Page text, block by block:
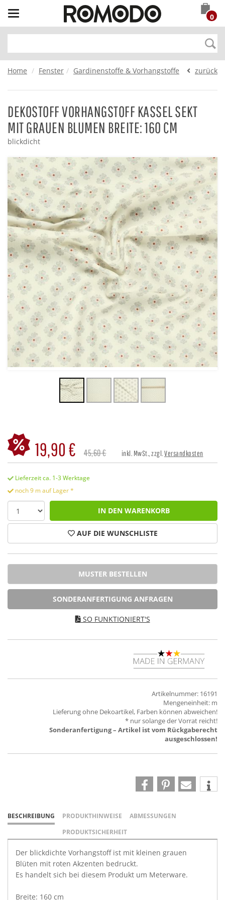
Toggle
navigation
0
Home Fenster Gardinenstoffe & Vorhangstoffe zurück
DEKOSTOFF VORHANGSTOFF KASSEL SEKT
MIT GRAUEN BLUMEN BREITE: 160 CM
blickdicht
19,90 € 45,60 € inkl. MwSt., zzgl.Versandkosten
Lieferzeit ca. 1-3 Werktage
noch 9 m auf Lager *
IN DEN WARENKORB
AUF DIE WUNSCHLISTE
MUSTER BESTELLEN
SONDERANFERTIGUNG ANFRAGEN
SO FUNKTIONIERT'S
Artikelnummer: 16191
Mengeneinheit: m
Lieferung ohne Dekoartikel, Farben können abweichen!
* nur solange der Vorrat reicht!
Sonderanfertigung – Artikel ist vom Rückgaberecht
ausgeschlossen!
BESCHREIBUNG PRODUKTHINWEISE
ABMESSUNGEN
PRODUKTSICHERHEIT
Der blickdichte Vorhangstoff ist mit kleinen grauen
Blüten mit roten Akzenten bedruckt.
Es handelt sich bei diesem Produkt um Meterware.
Breite: 160 cm